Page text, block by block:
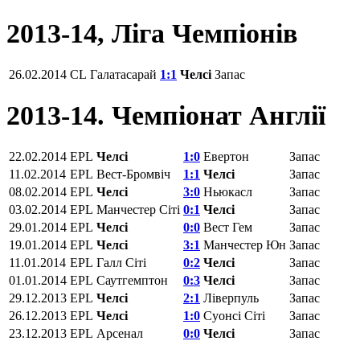
2013-14, Ліга Чемпіонів
26.02.2014 CL Галатасарай 1:1 Челсі Запас
2013-14. Чемпіонат Англії
22.02.2014 EPL Челсі 1:0 Евертон
Запас
11.02.2014 EPL Вест-Бромвіч 1:1 Челсі
Запас
08.02.2014 EPL Челсі 3:0 Ньюкасл
Запас
03.02.2014 EPL Манчестер Сіті 0:1 Челсі
Запас
29.01.2014 EPL Челсі 0:0 Вест Гем
Запас
19.01.2014 EPL Челсі 3:1 Манчестер Юн Запас
11.01.2014 EPL Галл Сіті 0:2 Челсі
Запас
01.01.2014 EPL Саутгемптон 0:3 Челсі
Запас
29.12.2013 EPL Челсі 2:1 Ліверпуль
Запас
26.12.2013 EPL Челсі 1:0 Суонсі Сіті
Запас
23.12.2013 EPL Арсенал 0:0 Челсі
Запас